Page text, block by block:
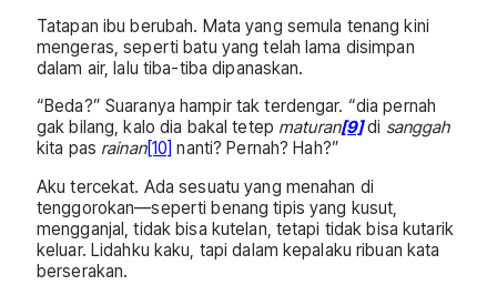
Tatapan ibu berubah. Mata yang semula tenang kini
mengeras, seperti batu yang telah lama disimpan
dalam air, lalu tiba-tiba dipanaskan.
“Beda?” Suaranya hampir tak terdengar. “dia pernah
gak bilang, kalo dia bakal tetep maturan[9] di sanggah
kita pas rainan[10] nanti? Pernah? Hah?”
Aku tercekat. Ada sesuatu yang menahan di
tenggorokan—seperti benang tipis yang kusut,
mengganjal, tidak bisa kutelan, tetapi tidak bisa kutarik
keluar. Lidahku kaku, tapi dalam kepalaku ribuan kata
berserakan.